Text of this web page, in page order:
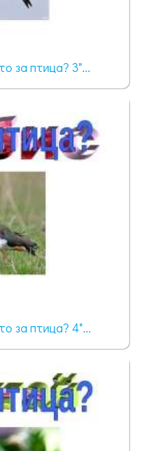
за птица? 3"...
за птица? 4"...